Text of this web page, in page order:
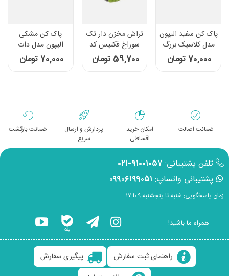
پاک کن سفید الیپون
مدل کلاسیک بزرگ
70,000 تومان
تراش مخزن دار تک
سوراخ فکتیس کد
8888 - رنگ سبز
59,700 تومان
پاک کن مشکی
الیپون مدل دات
بزرگ- رنگ سبز
70,000 تومان
ضمانت اصالت
امکان خرید
اقساطی
پردازش و ارسال
سریع
ضمانت بازگشت
تلفن پشتیبانی: ۹۱۰۰۱۰۵۷-۰۲۱
پشتیبانی واتساپ: ۰۹۹۰۶۱۹۹۰۵۱
زمان پاسخگویی: شنبه تا پنجشنبه ۹ تا ۱۷
همراه ما باشید!
راهنمای ثبت سفارش
پیگیری سفارش